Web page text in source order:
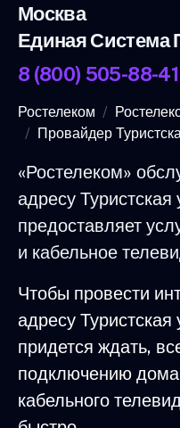
Москва
Единая Система
8 (800) 505-88-41
Ростелеком
Провайдер
«Ростелеком»
адресу
предоставляет
и кабельное
Чтобы провести
адресу
придется ждать,
подключению
кабельного